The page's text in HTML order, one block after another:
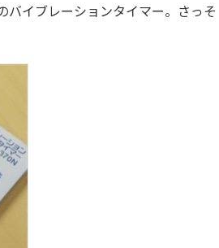
バイブレーションタイマー。さっそ